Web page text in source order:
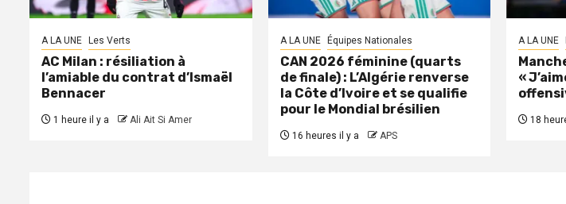
A LA UNE Les Verts
AC Milan : résiliation à
l’amiable du contrat d’Ismaël
Bennacer
1 heure il y a Ali Ait Si Amer
A LA UNE Équipes Nationales
CAN 2026 féminine (quarts
de finale) : L’Algérie renverse
la Côte d’Ivoire et se qualifie
pour le Mondial brésilien
16 heures il y a APS
A LA UNE
«
18